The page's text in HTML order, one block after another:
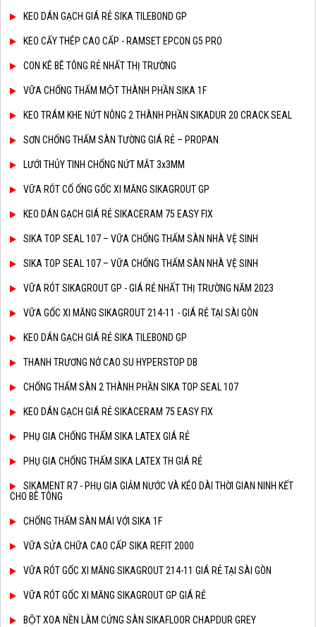
KEO DÁN GẠCH GIÁ RẺ SIKA TILEBOND GP
KEO CẤY THÉP CAO CẤP - RAMSET EPCON G5 PRO
CON KÊ BÊ TÔNG RẺ NHẤT THỊ TRƯỜNG
VỮA CHỐNG THẤM MỘT THÀNH PHẦN SIKA 1F
KEO TRÁM KHE NỨT NÔNG 2 THÀNH PHẦN SIKADUR 20 CRACK SEAL
SƠN CHỐNG THẤM SÀN TƯỜNG GIÁ RẺ – PROPAN
LƯỚI THỦY TINH CHỐNG NỨT MẮT 3x3MM
VỮA RÓT CỔ ỐNG GỐC XI MĂNG SIKAGROUT GP
KEO DÁN GẠCH GIÁ RẺ SIKACERAM 75 EASY FIX
SIKA TOP SEAL 107 – VỮA CHỐNG THẤM SÀN NHÀ VỆ SINH
SIKA TOP SEAL 107 – VỮA CHỐNG THẤM SÀN NHÀ VỆ SINH
VỮA RÓT SIKAGROUT GP - GIÁ RẺ NHẤT THỊ TRƯỜNG NĂM 2023
VỮA GỐC XI MĂNG SIKAGROUT 214-11 - GIÁ RẺ TẠI SÀI GÒN
KEO DÁN GẠCH GIÁ RẺ SIKA TILEBOND GP
THANH TRƯƠNG NỞ CAO SU HYPERSTOP DB
CHỐNG THẤM SÀN 2 THÀNH PHẦN SIKA TOP SEAL 107
KEO DÁN GẠCH GIÁ RẺ SIKACERAM 75 EASY FIX
PHỤ GIA CHỐNG THẤM SIKA LATEX GIÁ RẺ
PHỤ GIA CHỐNG THẤM SIKA LATEX TH GIÁ RẺ
SIKAMENT R7 - PHỤ GIA GIẢM NƯỚC VÀ KÉO DÀI THỜI GIAN NINH KẾT
CHO BÊ TÔNG
CHỐNG THẤM SÀN MÁI VỚI SIKA 1F
VỮA SỬA CHỮA CAO CẤP SIKA REFIT 2000
VỮA RÓT GỐC XI MĂNG SIKAGROUT 214-11 GIÁ RẺ TẠI SÀI GÒN
VỮA RÓT GỐC XI MĂNG SIKAGROUT GP GIÁ RẺ
BỘT XOA NỀN LÀM CỨNG SÀN SIKAFLOOR CHAPDUR GREY